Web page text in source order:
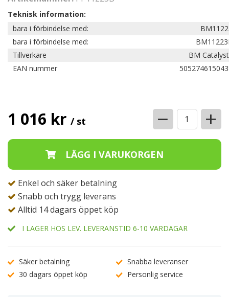
Teknisk information:
bara i förbindelse med:
bara i förbindelse med:
Tillverkare
BM
EAN nummer
1 016 kr / st − +
Enkel och säker betalning
Snabb och trygg leverans
Alltid 14 dagars öppet köp
I LAGER HOS LEV. LEVERANSTID 6-10 VARDAGAR
Säker betalning
Snabba leveranser
30 dagars öppet köp
Personlig service